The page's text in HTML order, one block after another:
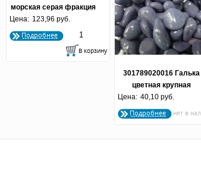
морская серая фракция
100-130 мм. вес 2800 г
Цена: 123,96 руб.
Подробнее
301789020016 Галька
цветная крупная
сиреневая (фракция 10-
15 мм.)
Цена: 40,10 руб.
Подробнее